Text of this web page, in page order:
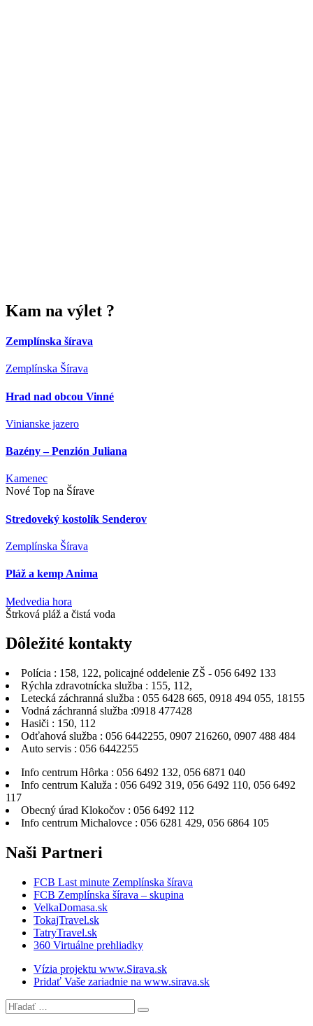
Kam na výlet ?
Zemplínska šírava
Zemplínska Šírava
Hrad nad obcou Vinné
Vinianske jazero
Bazény – Penzión Juliana
Kamenec
Nové Top na Šírave
Stredoveký kostolík Senderov
Zemplínska Šírava
Pláž a kemp Anima
Medvedia hora
Štrková pláž a čistá voda
Dôležité kontakty
Polícia : 158, 122, policajné oddelenie ZŠ - 056 6492 133
Rýchla zdravotnícka služba : 155, 112,
Letecká záchranná služba : 055 6428 665, 0918 494 055, 18155
Vodná záchranná služba :0918 477428
Hasiči : 150, 112
Odťahová služba : 056 6442255, 0907 216260, 0907 488 484
Auto servis : 056 6442255
Info centrum Hôrka : 056 6492 132, 056 6871 040
Info centrum Kaluža : 056 6492 319, 056 6492 110, 056 6492
117
Obecný úrad Klokočov : 056 6492 112
Info centrum Michalovce : 056 6281 429, 056 6864 105
Naši Partneri
FCB Last minute Zemplínska šírava
FCB Zemplínska šírava – skupina
VelkaDomasa.sk
TokajTravel.sk
TatryTravel.sk
360 Virtuálne prehliadky
Vízia projektu www.Sirava.sk
Pridať Vaše zariadnie na www.sirava.sk